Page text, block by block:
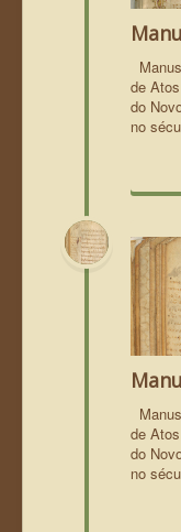
de
do
no
de
do
no